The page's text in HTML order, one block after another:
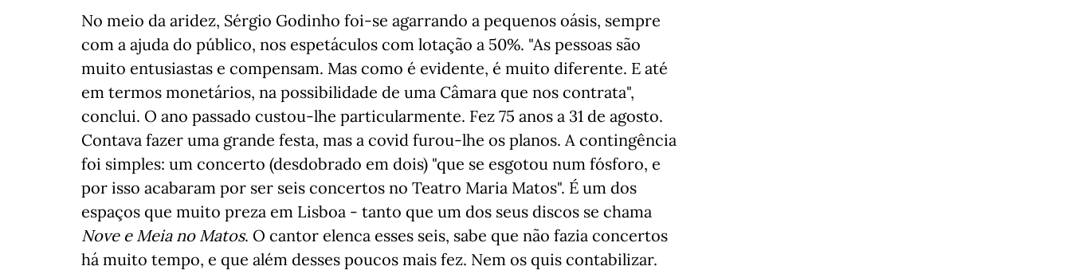
No meio da aridez, Sérgio Godinho foi-se agarrando a pequenos oásis, sempre
com a ajuda do público, nos espetáculos com lotação a 50%. "As pessoas são
muito entusiastas e compensam. Mas como é evidente, é muito diferente. E até
em termos monetários, na possibilidade de uma Câmara que nos contrata",
conclui. O ano passado custou-lhe particularmente. Fez 75 anos a 31 de agosto.
Contava fazer uma grande festa, mas a covid furou-lhe os planos. A contingência
foi simples: um concerto (desdobrado em dois) "que se esgotou num fósforo, e
por isso acabaram por ser seis concertos no Teatro Maria Matos". É um dos
espaços que muito preza em Lisboa - tanto que um dos seus discos se chama
Nove e Meia no Matos. O cantor elenca esses seis, sabe que não fazia concertos
há muito tempo, e que além desses poucos mais fez. Nem os quis contabilizar.